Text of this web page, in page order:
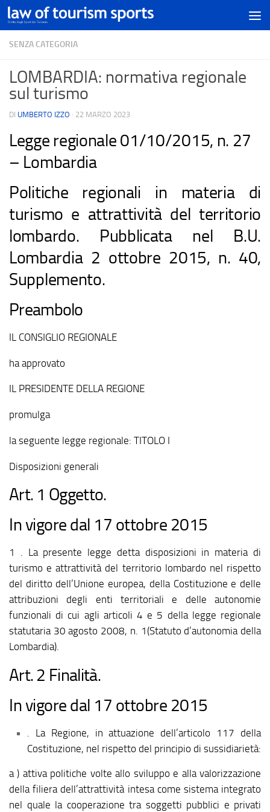
SENZA CATEGORIA
LOMBARDIA: normativa regionale
sul turismo
DI UMBERTO IZZO · 22 MARZO 2023
Legge regionale 01/10/2015, n. 27
– Lombardia
Politiche regionali in materia di
turismo e attrattività del territorio
lombardo. Pubblicata nel B.U.
Lombardia 2 ottobre 2015, n. 40,
Supplemento.
Preambolo
IL CONSIGLIO REGIONALE
ha approvato
IL PRESIDENTE DELLA REGIONE
promulga
la seguente legge regionale: TITOLO I
Disposizioni generali
Art. 1 Oggetto.
In vigore dal 17 ottobre 2015
1 . La presente legge detta disposizioni in materia di
turismo e attrattività del territorio lombardo nel rispetto
del diritto dell’Unione europea, della Costituzione e delle
attribuzioni degli enti territoriali e delle autonomie
funzionali di cui agli articoli 4 e 5 della legge regionale
statutaria 30 agosto 2008, n. 1(Statuto d’autonomia della
Lombardia).
Art. 2 Finalità.
In vigore dal 17 ottobre 2015
. La Regione, in attuazione dell’articolo 117 della
Costituzione, nel rispetto del principio di sussidiarietà:
a ) attiva politiche volte allo sviluppo e alla valorizzazione
della filiera dell’attrattività intesa come sistema integrato
nel quale la cooperazione tra soggetti pubblici e privati